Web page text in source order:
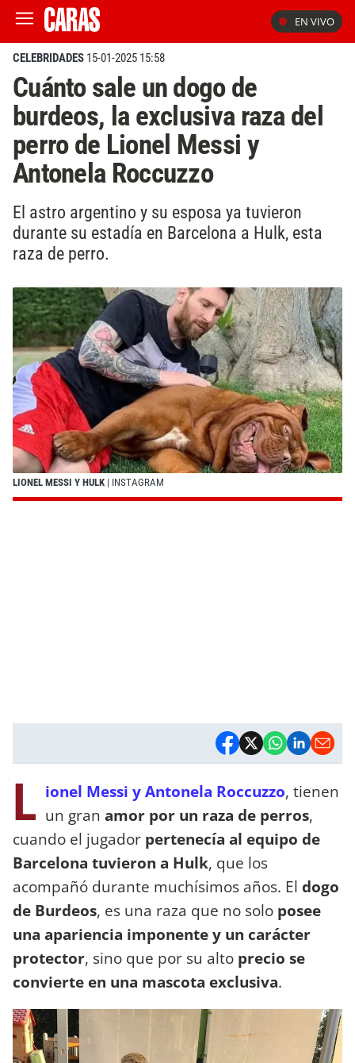
EN VIVO
CELEBRIDADES 15-01-2025 15:58
Cuánto sale un dogo de
burdeos, la exclusiva raza del
perro de Lionel Messi y
Antonela Roccuzzo
El astro argentino y su esposa ya tuvieron
durante su estadía en Barcelona a Hulk, esta
raza de perro.
LIONEL MESSI Y HULK | INSTAGRAM
L ionel Messi y Antonela Roccuzzo, tienen
un gran amor por un raza de perros,
cuando el jugador pertenecía al equipo de
Barcelona tuvieron a Hulk, que los
acompañó durante muchísimos años. El dogo
de Burdeos, es una raza que no solo posee
una apariencia imponente y un carácter
protector, sino que por su alto precio se
convierte en una mascota exclusiva.